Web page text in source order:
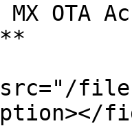
OTA
files/